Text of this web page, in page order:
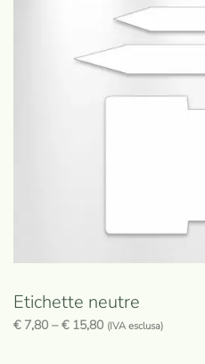
Etichette neutre
€7,80 –€15,80 (IVA esclusa)